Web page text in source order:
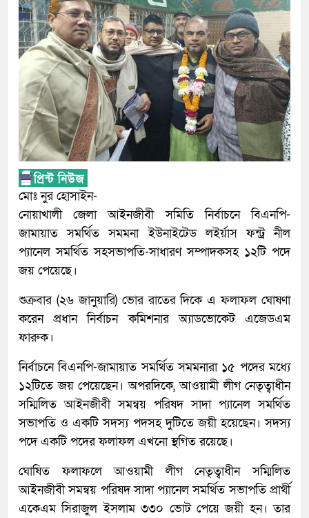
মোঃ নুর হোসাইন-
নোয়াখালী জেলা আইনজীবী সমিতি নির্বাচনে বিএনপি-
জামায়াত সমর্থিত সমমনা ইউনাইটেড লইর্য়াস ফন্ট্র নীল
প্যানেল সমর্থিত সহসভাপতি-সাধারণ সম্পাদকসহ ১২টি পদে
জয় পেয়েছে।
শুক্রবার (২৬ জানুয়ারি) ভোর রাতের দিকে এ ফলাফল ঘোষণা
করেন প্রধান নির্বাচন কমিশনার অ্যাডভোকেট এজেডএম
ফারুক।
নির্বাচনে বিএনপি-জামায়াত সমর্থিত সমমনারা ১৫ পদের মধ্যে
১২টিতে জয় পেয়েছেন। অপরদিকে, আওয়ামী লীগ নেতৃত্বাধীন
সম্মিলিত আইনজীবী সমন্বয় পরিষদ সাদা প্যানেল সমর্থিত
সভাপতি ও একটি সদস্য পদসহ দুটিতে জয়ী হয়েছেন। সদস্য
পদে একটি পদের ফলাফল এখনো স্থগিত রয়েছে।
ঘোষিত ফলাফলে আওয়ামী লীগ নেতৃত্বাধীন সম্মিলিত
আইনজীবী সমন্বয় পরিষদ সাদা প্যানেল সমর্থিত সভাপতি প্রার্থী
একেএম সিরাজুল ইসলাম ৩৩০ ভোট পেয়ে জয়ী হন। তার